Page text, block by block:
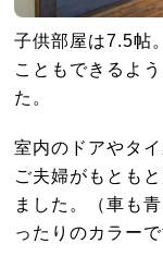
子供部屋は7.5帖
こともできるよ
た。
室内のドアやタ
ご夫婦がもとも
ました。（車も
ったりのカラーで